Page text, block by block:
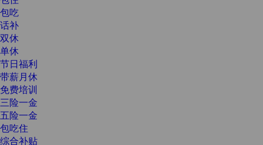
包吃
话补
双休
单休
节日福利
带薪月休
免费培训
三险一金
五险一金
包吃住
综合补贴